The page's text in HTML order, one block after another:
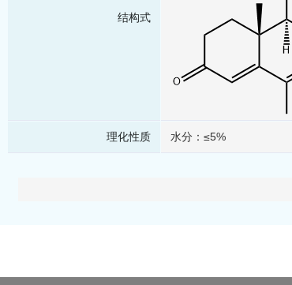
结构式
理化性质 水分：≤5%